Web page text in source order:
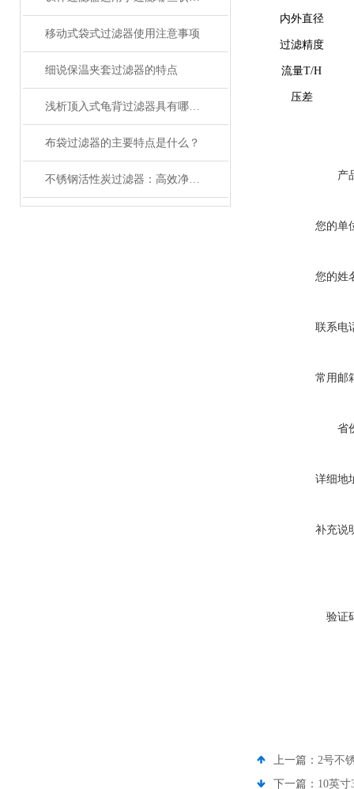
移动式袋式过滤器使用注意事项
细说保温夹套过滤器的特点
浅析顶入式龟背过滤器具有哪些特点？
布袋过滤器的主要特点是什么？
不锈钢活性炭过滤器：高效净化水质的理想选择
内外直径
过滤精度
流量T/H
压差
产
您的单
您的姓
联系电
常用邮
省
详细地
补充说
验证
上一篇： 2号不
下一篇： 10英